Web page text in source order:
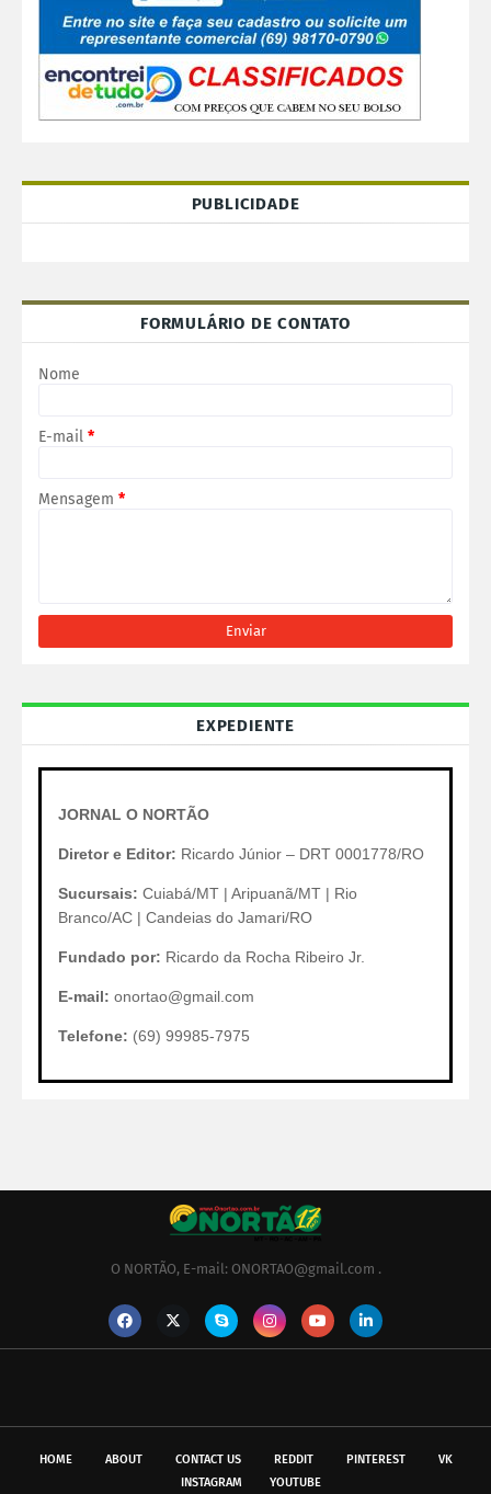
PUBLICIDADE
FORMULÁRIO DE CONTATO
Nome
E-mail *
Mensagem *
EXPEDIENTE
JORNAL O NORTÃO
Diretor e Editor: Ricardo Júnior – DRT 0001778/RO
Sucursais: Cuiabá/MT | Aripuanã/MT | Rio
Branco/AC | Candeias do Jamari/RO
Fundado por: Ricardo da Rocha Ribeiro Jr.
E-mail: onortao@gmail.com
Telefone: (69) 99985-7975
O NORTÃO, E-mail: ONORTAO@gmail.com .
HOME ABOUT CONTACT US REDDIT PINTEREST
VK
INSTAGRAM
YOUTUBE